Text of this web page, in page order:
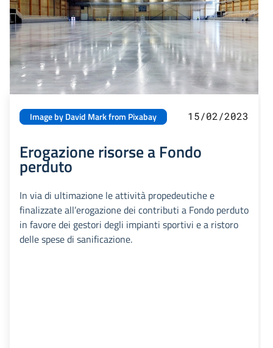
Image by David Mark from Pixabay 15/02/2023
Erogazione risorse a Fondo
perduto
In via di ultimazione le attività propedeutiche e
finalizzate all’erogazione dei contributi a Fondo perduto
in favore dei gestori degli impianti sportivi e a ristoro
delle spese di sanificazione.